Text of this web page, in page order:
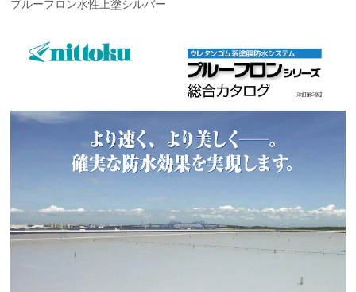
プルーフロン水性上塗シルバー